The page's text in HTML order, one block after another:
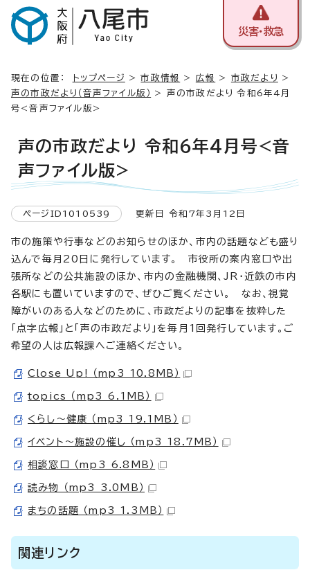
災害・救急
現在の位置： トップページ >市政情報 > 広報 > 市政だより
>
声の市政だより（音声ファイル版）
> 声の市政だより 令和6年4月
号<音声ファイル版>
声の市政だより 令和6年4月号<音
声ファイル版>
ページID1010539 更新日 令和7年3月12日
市の施策や行事などのお知らせのほか、市内の話題なども盛り
込んで毎月20日に発行しています。 市役所の案内窓口や出
張所などの公共施設のほか、市内の金融機関、JR・近鉄の市内
各駅にも置いていますので、ぜひご覧ください。 なお、視覚
障がいのある人などのために、市政だよりの記事を抜粋した
「点字広報」と「声の市政だより」を毎月1回発行しています。ご
希望の人は広報課へご連絡ください。
Close Up! （mp3 10.8MB）
topics （mp3 6.1MB）
くらし～健康 （mp3 19.1MB）
イベント～施設の催し （mp3 18.7MB）
相談窓口 （mp3 6.8MB）
読み物 （mp3 3.0MB）
まちの話題 （mp3 1.3MB）
関連リンク